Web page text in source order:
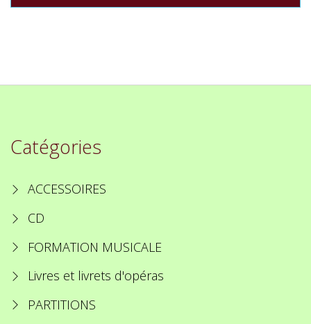
Catégories
ACCESSOIRES
CD
FORMATION MUSICALE
Livres et livrets d'opéras
PARTITIONS